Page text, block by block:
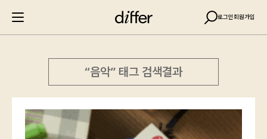
로그인회원가입
“음악” 태그 검색결과